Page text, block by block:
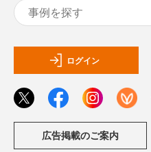
ログイン
広告掲載のご案内